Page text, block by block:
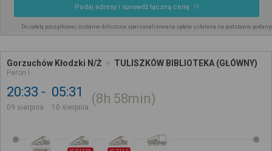
Podaj adresy i sprawdź łączną cenę
Do opłaty początkowej zostanie doliczona spersonalizowana opłata ustalana na podstawie
Gorzuchów Kłodzki N/Ż
Peron I
TULISZKÓW BIBLIOTEKA (GŁÓWNY)
20:33
09 sierpnia
05:31
10 sierpnia
8h 58min